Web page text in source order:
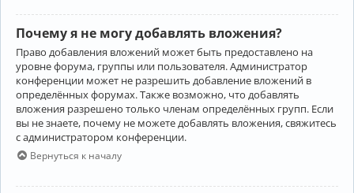
Почему я не могу добавлять вложения?
Право добавления вложений может быть предоставлено на
уровне форума, группы или пользователя. Администратор
конференции может не разрешить добавление вложений в
определённых форумах. Также возможно, что добавлять
вложения разрешено только членам определённых групп. Если
вы не знаете, почему не можете добавлять вложения, свяжитесь
с администратором конференции.
Вернуться к началу